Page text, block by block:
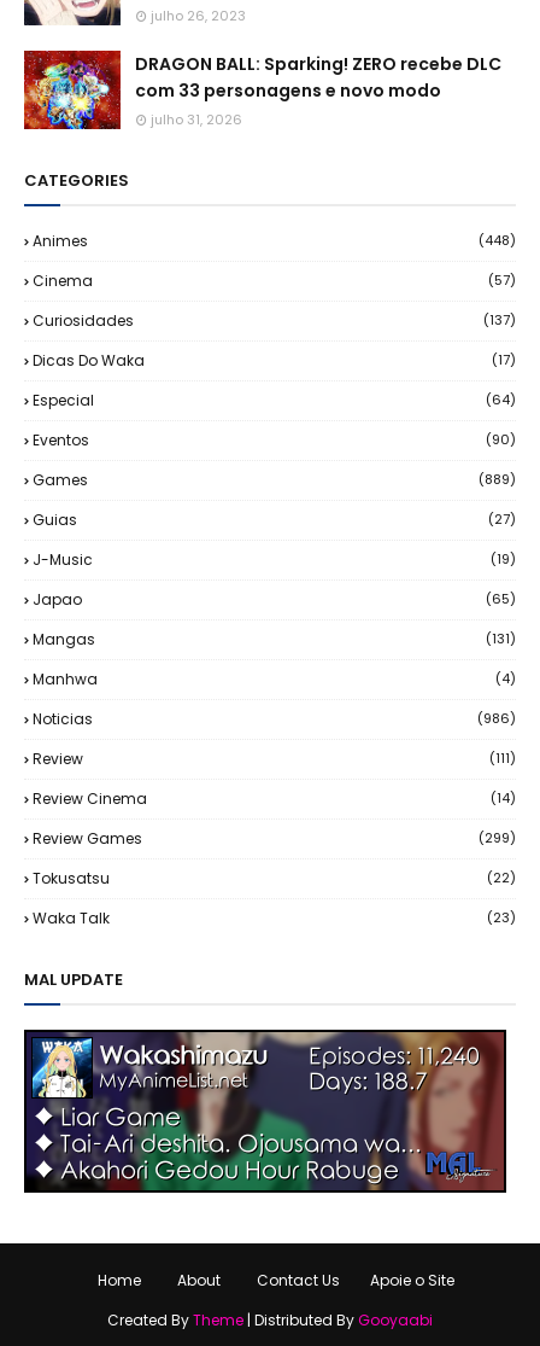
julho 26, 2023
DRAGON BALL: Sparking! ZERO recebe DLC
com 33 personagens e novo modo
julho 31, 2026
CATEGORIES
Animes (448)
Cinema (57)
Curiosidades (137)
Dicas Do Waka (17)
Especial (64)
Eventos (90)
Games (889)
Guias (27)
J-Music (19)
Japao (65)
Mangas (131)
Manhwa (4)
Noticias (986)
Review (111)
Review Cinema (14)
Review Games (299)
Tokusatsu (22)
Waka Talk (23)
MAL UPDATE
Home About Contact Us
Apoie o Site
Created ByTheme | Distributed ByGooyaabi